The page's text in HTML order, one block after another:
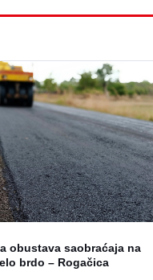
obustava saobraćaja na
brdo – Rogačica